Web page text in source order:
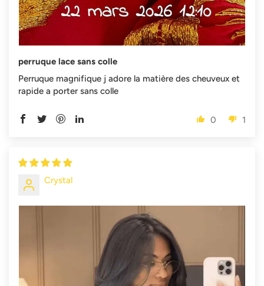
perruque lace sans colle
Perruque magnifique j adore la matière des cheuveux et
rapide a porter sans colle
0 1
Crystal